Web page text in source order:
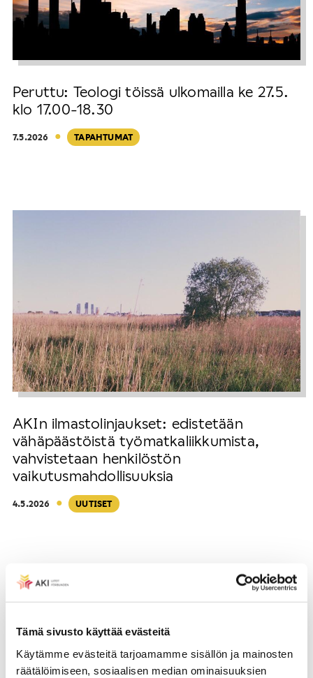
Tämä sivusto käyttää evästeitä
Käytämme evästeitä tarjoamamme sisällön ja mainosten
räätälöimiseen, sosiaalisen median ominaisuuksien
Peruttu: Teologi töissä ulkomailla ke 27.5.
klo 17.00-18.30
7.5.2026 · TAPAHTUMAT
AKIn ilmastolinjaukset: edistetään
vähäpäästöistä työmatkaliikkumista,
vahvistetaan henkilöstön
vaikutusmahdollisuuksia
4.5.2026 · UUTISET